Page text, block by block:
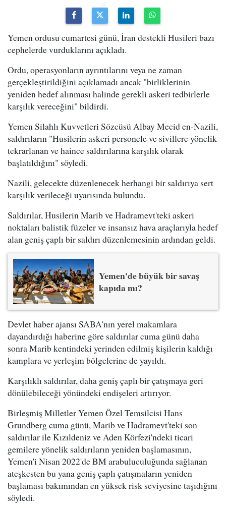
Yemen ordusu cumartesi günü, İran destekli Husileri bazı
cephelerde vurduklarını açıkladı.
Ordu, operasyonların ayrıntılarını veya ne zaman
gerçekleştirildiğini açıklamadı ancak "birliklerinin
yeniden hedef alınması halinde gerekli askeri tedbirlerle
karşılık vereceğini" bildirdi.
Yemen Silahlı Kuvvetleri Sözcüsü Albay Mecid en-Nazili,
saldırıların "Husilerin askeri personele ve sivillere yönelik
tekrarlanan ve haince saldırılarına karşılık olarak
başlatıldığını" söyledi.
Nazili, gelecekte düzenlenecek herhangi bir saldırıya sert
karşılık verileceği uyarısında bulundu.
Saldırılar, Husilerin Marib ve Hadramevt'teki askeri
noktaları balistik füzeler ve insansız hava araçlarıyla hedef
alan geniş çaplı bir saldırı düzenlemesinin ardından geldi.
Yemen'de büyük bir savaş
kapıda mı?
Devlet haber ajansı SABA'nın yerel makamlara
dayandırdığı haberine göre saldırılar cuma günü daha
sonra Marib kentindeki yerinden edilmiş kişilerin kaldığı
kamplara ve yerleşim bölgelerine de yayıldı.
Karşılıklı saldırılar, daha geniş çaplı bir çatışmaya geri
dönülebileceği yönündeki endişeleri artırıyor.
Birleşmiş Milletler Yemen Özel Temsilcisi Hans
Grundberg cuma günü, Marib ve Hadramevt'teki son
saldırılar ile Kızıldeniz ve Aden Körfezi'ndeki ticari
gemilere yönelik saldırıların yeniden başlamasının,
Yemen'i Nisan 2022'de BM arabuluculuğunda sağlanan
ateşkesten bu yana geniş çaplı çatışmaların yeniden
başlaması bakımından en yüksek risk seviyesine taşıdığını
söyledi.